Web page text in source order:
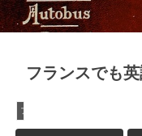
フランスでも
フランス生活